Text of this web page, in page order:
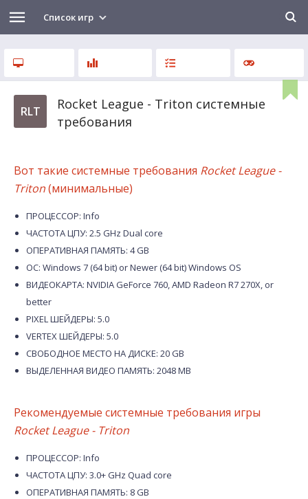
Список игр
RLT
Rocket League - Triton системные
требования
Вот такие системные требования Rocket League -
Triton(минимальные)
ПРОЦЕССОР: Info
ЧАСТОТА ЦПУ: 2.5 GHz Dual core
ОПЕРАТИВНАЯ ПАМЯТЬ: 4 GB
ОС: Windows 7 (64 bit) or Newer (64 bit) Windows OS
ВИДЕОКАРТА: NVIDIA GeForce 760, AMD Radeon R7 270X, or
better
PIXEL ШЕЙДЕРЫ: 5.0
VERTEX ШЕЙДЕРЫ: 5.0
СВОБОДНОЕ МЕСТО НА ДИСКЕ: 20 GB
ВЫДЕЛЕННАЯ ВИДЕО ПАМЯТЬ: 2048 MB
Рекомендуемые системные требования игры
Rocket League - Triton
ПРОЦЕССОР: Info
ЧАСТОТА ЦПУ: 3.0+ GHz Quad core
ОПЕРАТИВНАЯ ПАМЯТЬ: 8 GB